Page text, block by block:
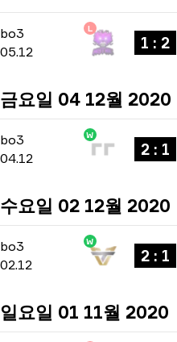
bo3 -bo3
05.12
L
1 : 2
금요일 04 12월 2020
bo3 -bo3
04.12
W
2 : 1
수요일 02 12월 2020
bo3 -bo3
02.12
W
2 : 1
일요일 01 11월 2020